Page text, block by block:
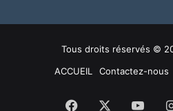
Tous droits réservés ©
ACCUEIL
Contactez-nous
Facebook